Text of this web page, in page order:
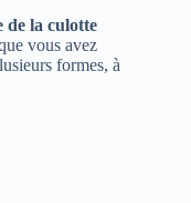
de la culotte
vous avez
formes, à